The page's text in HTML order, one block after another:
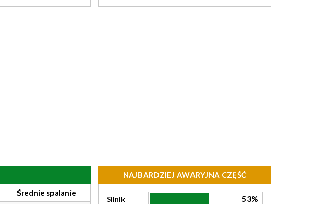
wchodzi na obroty i czuć, że turbina ciągnie
Średnie spalanie
NAJBARDZIEJ AWARYJNA CZĘŚĆ
Silnik 53%